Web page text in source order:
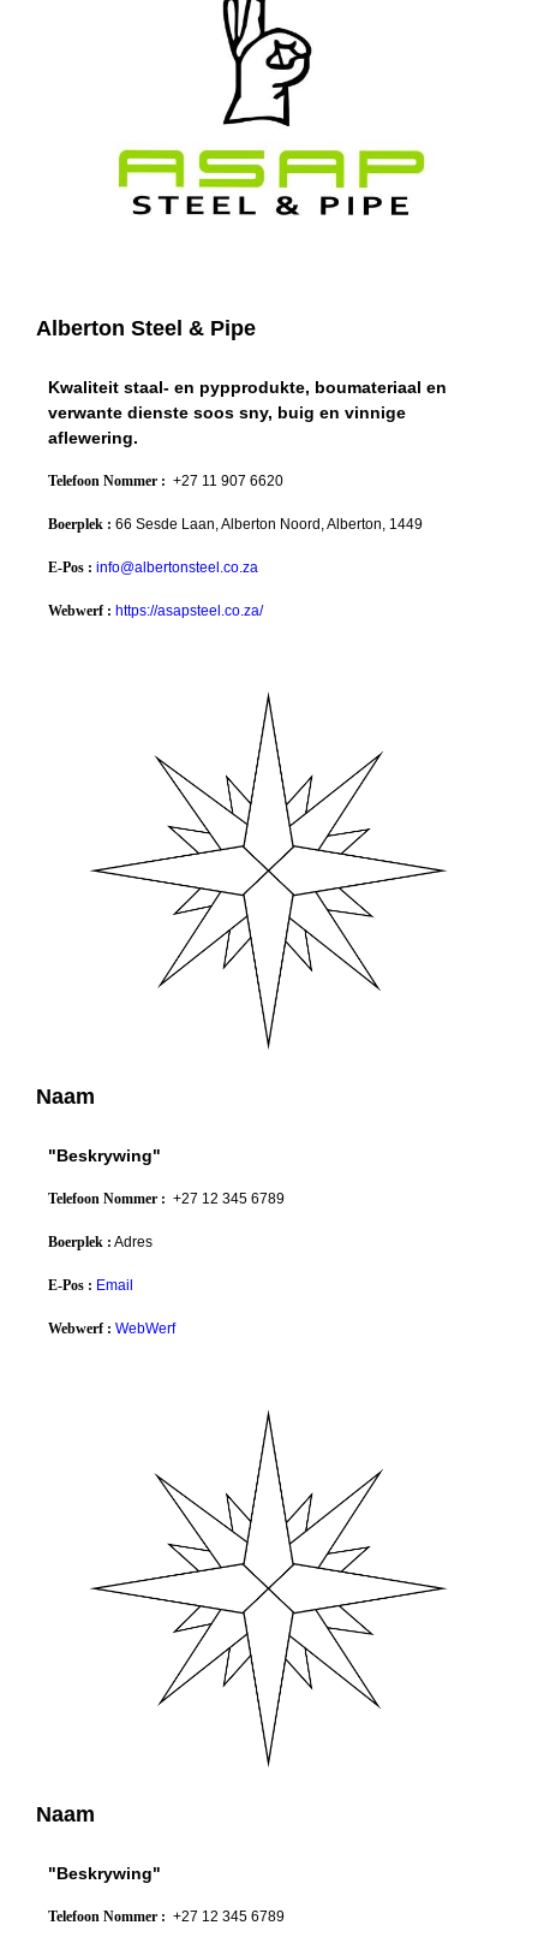
Alberton Steel & Pipe
Kwaliteit staal- en pypprodukte, boumateriaal en
verwante dienste soos sny, buig en vinnige
aflewering.
Telefoon Nommer : +27 11 907 6620
Boerplek : 66 Sesde Laan, Alberton Noord, Alberton, 1449
E-Pos : info@albertonsteel.co.za
Webwerf : https://asapsteel.co.za/
Naam
"Beskrywing"
Telefoon Nommer : +27 12 345 6789
Boerplek : Adres
E-Pos : Email
Webwerf : WebWerf
Naam
"Beskrywing"
Telefoon Nommer : +27 12 345 6789